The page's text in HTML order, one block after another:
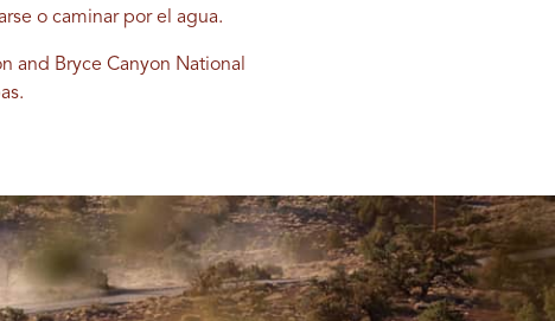
o caminar por el agua.
and Bryce Canyon National